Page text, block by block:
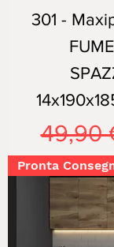
301 -
49,90
Pronta